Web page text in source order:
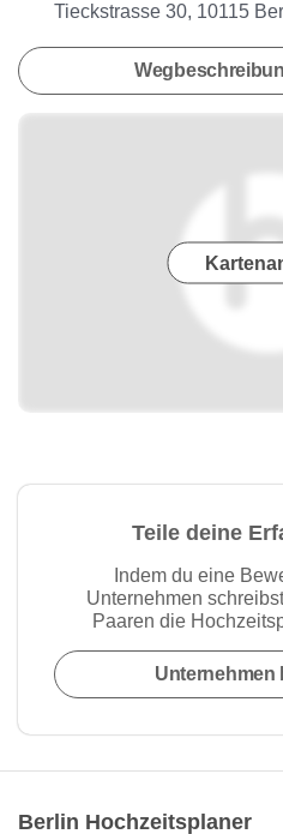
Tieckstrasse 30, 10115
Teile deine
Indem du eine
Unternehmen
Paaren die
Unternehmen
Berlin Hochzeitsplaner